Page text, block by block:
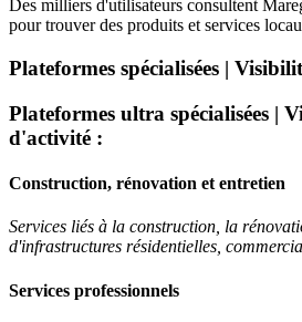
Des milliers d'utilisateurs consultent
pour trouver des produits et services
Plateformes spécialisées |
Plateformes ultra spécialisées |
d'activité :
Construction, rénovation et entretien
Services liés à la construction, la
d'infrastructures résidentielles,
Services professionnels